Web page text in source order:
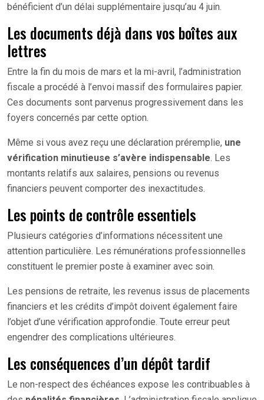
bénéficient d’un délai supplémentaire jusqu’au 4 juin.
Les documents déjà dans vos boîtes aux
lettres
Entre la fin du mois de mars et la mi-avril, l’administration
fiscale a procédé à l’envoi massif des formulaires papier.
Ces documents sont parvenus progressivement dans les
foyers concernés par cette option.
Même si vous avez reçu une déclaration préremplie, une
vérification minutieuse s’avère indispensable. Les
montants relatifs aux salaires, pensions ou revenus
financiers peuvent comporter des inexactitudes.
Les points de contrôle essentiels
Plusieurs catégories d’informations nécessitent une
attention particulière. Les rémunérations professionnelles
constituent le premier poste à examiner avec soin.
Les pensions de retraite, les revenus issus de placements
financiers et les crédits d’impôt doivent également faire
l’objet d’une vérification approfondie. Toute erreur peut
engendrer des complications ultérieures.
Les conséquences d’un dépôt tardif
Le non-respect des échéances expose les contribuables à